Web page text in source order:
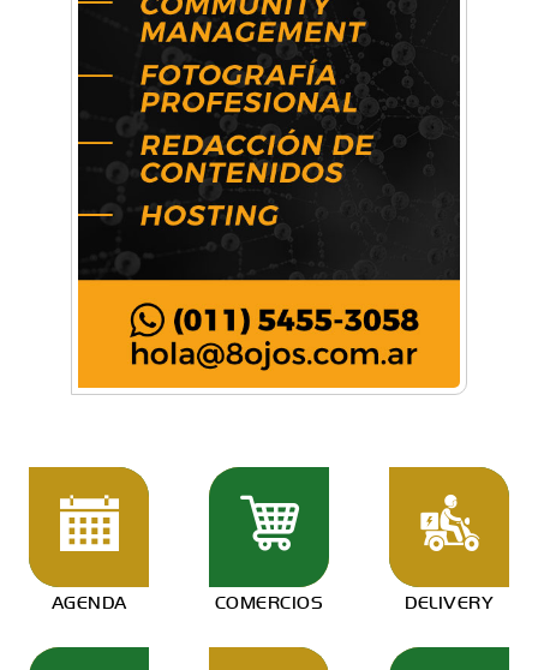
AGENDA COMERCIOS DELIVERY